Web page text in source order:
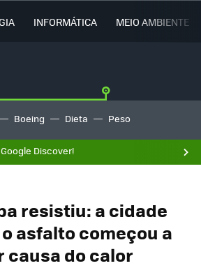
INFORMÁTICA MEIO AMBIENTE
Boeing Dieta Peso
Discover!
resistiu: a cidade
asfalto começou a
do calor